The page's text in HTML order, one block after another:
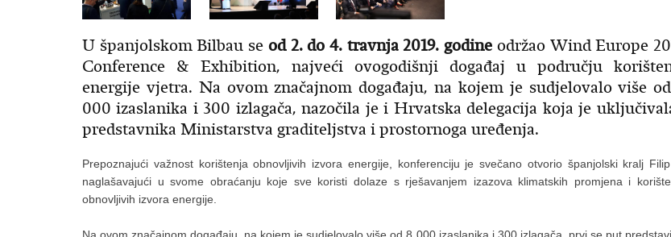
U španjolskom Bilbau se od 2. do 4. travnja 2019. godine održao Wind Europe
Conference & Exhibition, najveći ovogodišnji događaj u području
energije vjetra. Na ovom značajnom događaju, na kojem je sudjelovalo više
000 izaslanika i 300 izlagača, nazočila je i Hrvatska delegacija koja je
predstavnika Ministarstva graditeljstva i prostornoga uređenja.
Prepoznajući važnost korištenja obnovljivih izvora energije, konferenciju je svečano otvorio španjolski kralj
naglašavajući u svome obraćanju koje sve koristi dolaze s rješavanjem izazova klimatskih promjena i
obnovljivih izvora energije.